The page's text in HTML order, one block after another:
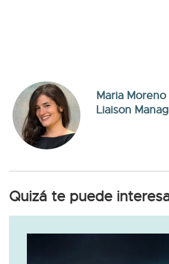
Maria
Liaison
Quizá te puede